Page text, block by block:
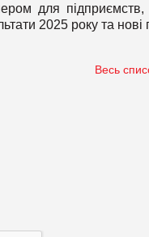
для
2025 року та нові
Весь